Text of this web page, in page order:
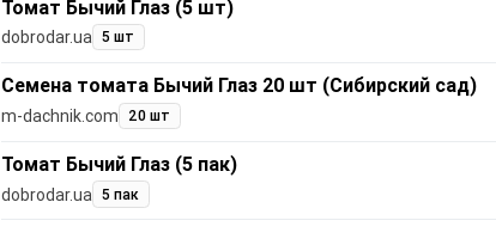
Томат Бычий Глаз (5 шт)
dobrodar.ua 5 шт
Семена томата Бычий Глаз 20 шт (Сибирский сад)
m-dachnik.com 20 шт
Томат Бычий Глаз (5 пак)
dobrodar.ua 5 пак